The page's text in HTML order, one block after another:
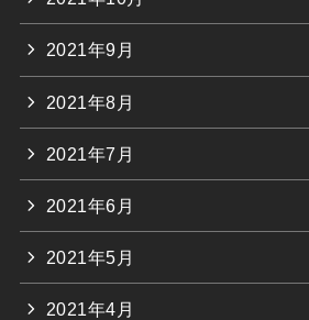
2021年9月
2021年8月
2021年7月
2021年6月
2021年5月
2021年4月